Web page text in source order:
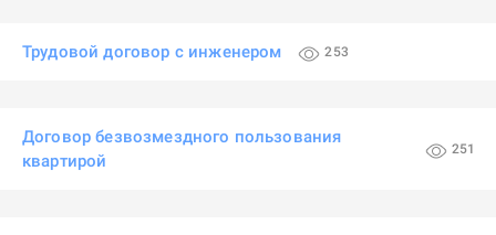
Трудовой договор с инженером 253
Договор безвозмездного пользования
квартирой
251